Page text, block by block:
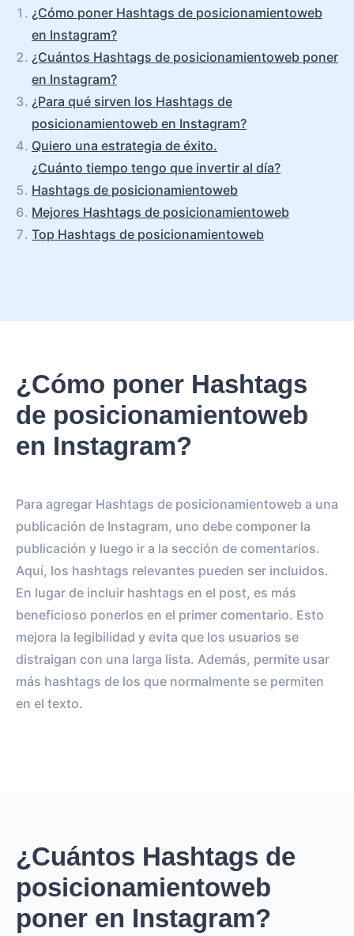
¿Cómo poner Hashtags de posicionamientoweb
en Instagram?
¿Cuántos Hashtags de posicionamientoweb poner
en Instagram?
¿Para qué sirven los Hashtags de
posicionamientoweb en Instagram?
Quiero una estrategia de éxito.
¿Cuánto tiempo tengo que invertir al día?
Hashtags de posicionamientoweb
Mejores Hashtags de posicionamientoweb
Top Hashtags de posicionamientoweb
¿Cómo poner Hashtags
de posicionamientoweb
en Instagram?
Para agregar Hashtags de posicionamientoweb a una
publicación de Instagram, uno debe componer la
publicación y luego ir a la sección de comentarios.
Aquí, los hashtags relevantes pueden ser incluidos.
En lugar de incluir hashtags en el post, es más
beneficioso ponerlos en el primer comentario. Esto
mejora la legibilidad y evita que los usuarios se
distraigan con una larga lista. Además, permite usar
más hashtags de los que normalmente se permiten
en el texto.
¿Cuántos Hashtags de
posicionamientoweb
poner en Instagram?